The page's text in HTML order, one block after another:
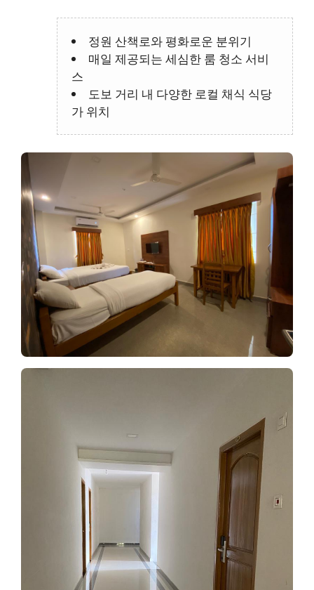
정원 산책로와 평화로운 분위기
매일 제공되는 세심한 룸 청소 서비
스
도보 거리 내 다양한 로컬 채식 식당
가 위치